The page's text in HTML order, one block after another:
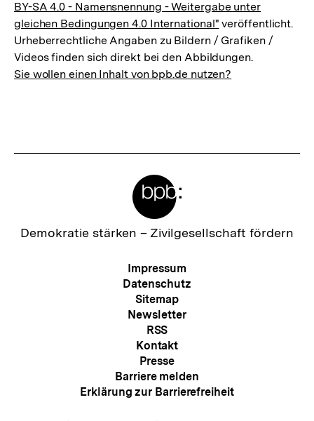
BY-SA 4.0 - Namensnennung - Weitergabe unter
gleichen Bedingungen 4.0 International" veröffentlicht.
Urheberrechtliche Angaben zu Bildern / Grafiken /
Videos finden sich direkt bei den Abbildungen.
Sie wollen einen Inhalt von bpb.de nutzen?
Zur
Demokratie stärken – Zivilgesellschaft fördern
Meta-
Navigation
Impressum
Datenschutz
Sitemap
Newsletter
RSS
Kontakt
Presse
Barriere melden
Erklärung zur Barrierefreiheit